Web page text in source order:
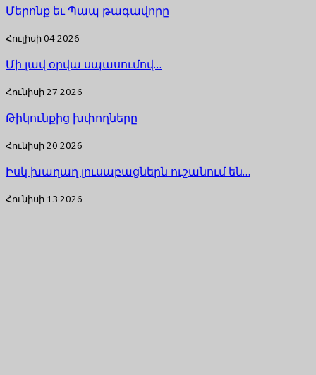
Մերոնք եւ Պապ թագավորը
Հուլիսի 04 2026
Մի լավ օրվա սպասումով…
Հունիսի 27 2026
Թիկունքից խփողները
Հունիսի 20 2026
Իսկ խաղաղ լուսաբացներն ուշանում են…
Հունիսի 13 2026